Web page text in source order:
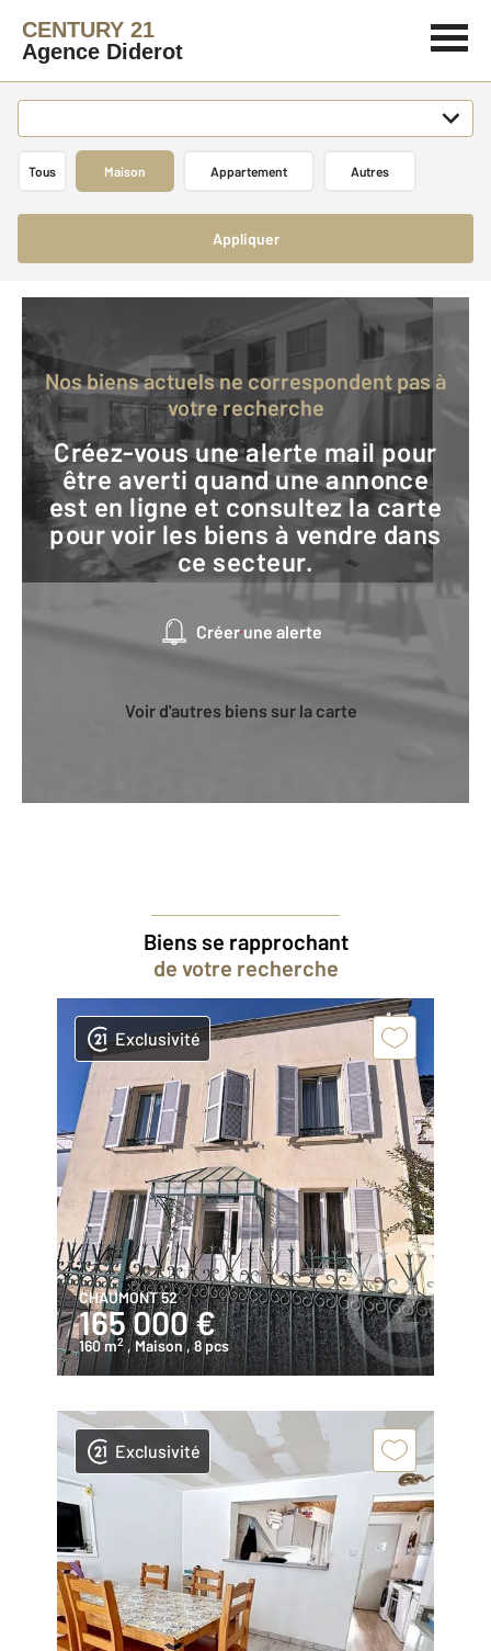
CENTURY 21
Agence Diderot
Tous Maison Appartement Autres
Appliquer
Nos biens actuels ne correspondent pas à
votre recherche
Créez-vous une alerte mail pour
être averti quand une annonce
est en ligne et consultez la carte
pour voir les biens à vendre dans
ce secteur.
Créer une alerte
Voir d'autres biens sur la carte
Biens se rapprochant
de votre recherche
Exclusivité
CHAUMONT 52
165 000 €
160 m2 , Maison , 8 pcs
Exclusivité